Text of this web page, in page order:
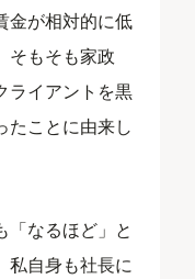
金が相対的に低
そもそも家政
ライアントを黒
たことに由来し
「なるほど」と
私自身も社長に